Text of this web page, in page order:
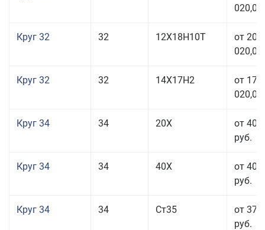
020,00
Круг 32 32 12Х18Н10Т
от 208
020,00
Круг 32 32 14Х17Н2
от 177
020,00
Круг 34 34 20Х
от 40
руб.
Круг 34 34 40Х
от 40
руб.
Круг 34 34 Ст35
от 37
руб.